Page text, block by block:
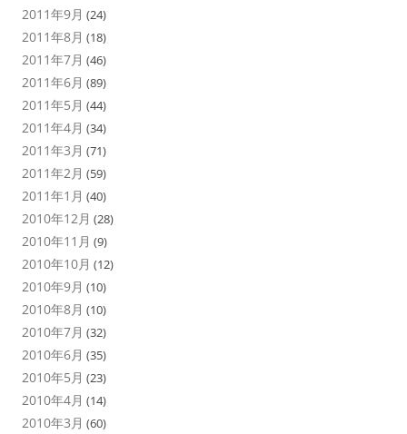
2011年9月 (24)
2011年8月 (18)
2011年7月 (46)
2011年6月 (89)
2011年5月 (44)
2011年4月 (34)
2011年3月 (71)
2011年2月 (59)
2011年1月 (40)
2010年12月 (28)
2010年11月 (9)
2010年10月 (12)
2010年9月 (10)
2010年8月 (10)
2010年7月 (32)
2010年6月 (35)
2010年5月 (23)
2010年4月 (14)
2010年3月 (60)